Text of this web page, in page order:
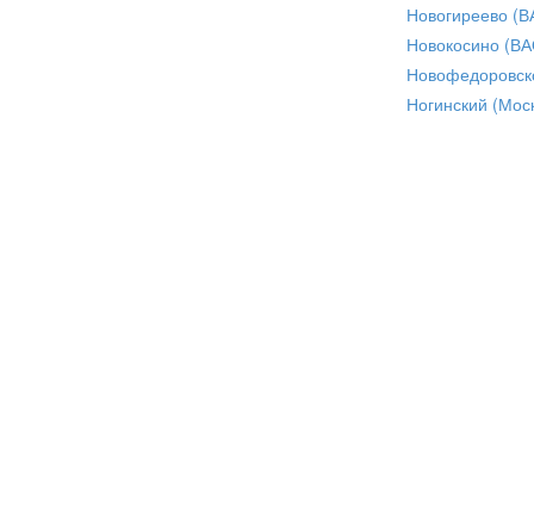
Новогиреево
Новокосино
Ногинский